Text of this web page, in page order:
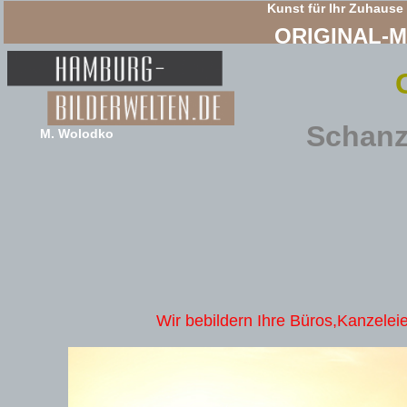
Kunst für Ihr Zuhause
ORIGINAL-
M. Wolodko
Wir bebildern Ihre